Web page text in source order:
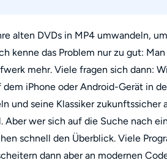
DVD zu MP4 Converter:
Online DVD to MP4 Converter
Online DVD zu MP4
plötzlich der Ton im MP4-Video?
oder flackert das DVD-Rip-
meine DVD in MP4 umzuwandeln?
dauert es, eine DVD in MP4
alten DVDs in MP4 umwandeln,
kenne das Problem nur zu gut:
mehr. Viele fragen sich dann:
iPhone oder Android-Gerät in
und seine Klassiker
Aber wer sich auf die Suche nach
schnell den Überblick. Viele
dann aber an modernen